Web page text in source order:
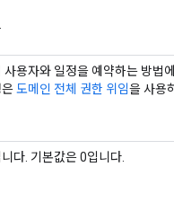
용자와 일정을 예약하는 방법
도메인 전체 권한 위임을 사용
다. 기본값은 0입니다.